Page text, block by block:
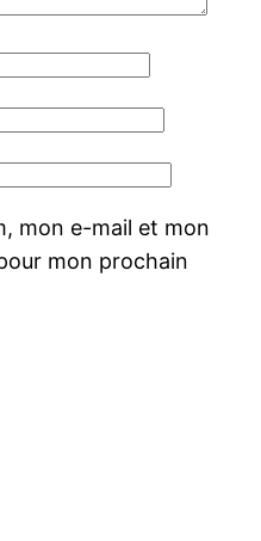
mon e-mail et mon
mon prochain